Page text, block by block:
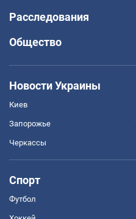
Расследования
Общество
Новости Украины
Киев
Запорожье
Черкассы
Спорт
Футбол